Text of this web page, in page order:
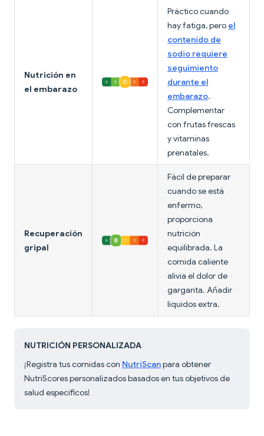
Nutrición en
el embarazo
Práctico cuando
hay fatiga, pero el
contenido de
sodio requiere
seguimiento
durante el
embarazo.
Complementar
con frutas frescas
y vitaminas
prenatales.
Recuperación
gripal
Fácil de preparar
cuando se está
enfermo,
proporciona
nutrición
equilibrada. La
comida caliente
alivia el dolor de
garganta. Añadir
líquidos extra.
NUTRICIÓN PERSONALIZADA
¡Registra tus comidas con NutriScanpara obtener
NutriScores personalizados basados en tus objetivos de
salud específicos!